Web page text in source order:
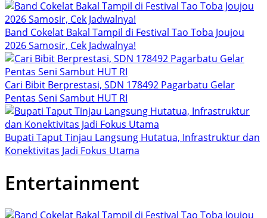
Band Cokelat Bakal Tampil di Festival Tao Toba Joujou
2026 Samosir, Cek Jadwalnya!
Cari Bibit Berprestasi, SDN 178492 Pagarbatu Gelar
Pentas Seni Sambut HUT RI
Bupati Taput Tinjau Langsung Hutatua, Infrastruktur dan
Konektivitas Jadi Fokus Utama
Entertainment